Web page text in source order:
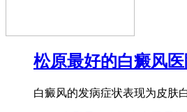
松原最好的白癜风
白癜风的发病症状表现为皮肤